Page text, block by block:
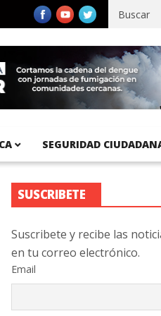
Pacífico registra 92 % de
SEGURIDAD
SUSCRIBETE
Suscribete y recibe las
en tu correo electrónico.
Email